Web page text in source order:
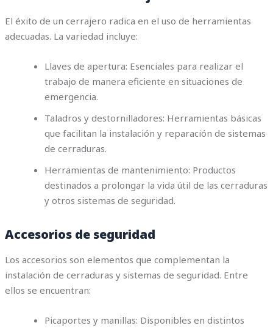
El éxito de un cerrajero radica en el uso de herramientas
adecuadas. La variedad incluye:
Llaves de apertura: Esenciales para realizar el
trabajo de manera eficiente en situaciones de
emergencia.
Taladros y destornilladores: Herramientas básicas
que facilitan la instalación y reparación de sistemas
de cerraduras.
Herramientas de mantenimiento: Productos
destinados a prolongar la vida útil de las cerraduras
y otros sistemas de seguridad.
Accesorios de seguridad
Los accesorios son elementos que complementan la
instalación de cerraduras y sistemas de seguridad. Entre
ellos se encuentran:
Picaportes y manillas: Disponibles en distintos